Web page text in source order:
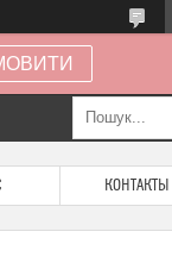
КОНТАКТЫ